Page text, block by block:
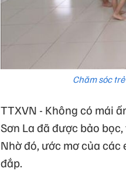
Chăm sóc
TTXVN - Không có mái
Sơn La đã được bảo
Nhờ đó, ước mơ của
đắp.